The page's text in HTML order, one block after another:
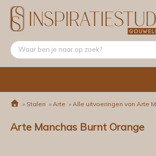
» Stalen » Arte » Alle uitvoeringen van Arte
Arte Manchas Burnt Orange